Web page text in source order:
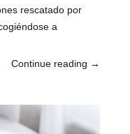
rescatado por
a
Continue reading →